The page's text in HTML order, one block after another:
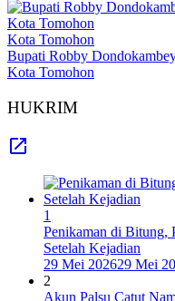
Kota Tomohon
Bupati Robby
Kota Tomohon
HUKRIM
1
Penikaman di Bitung,
Setelah Kejadian
29 Mei 202629 Mei
2
Akun Palsu Catut